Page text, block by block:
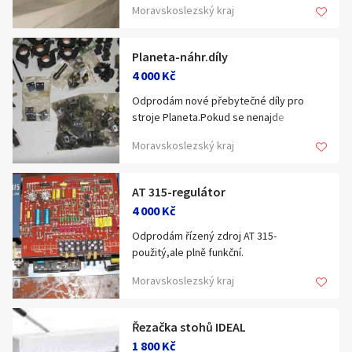
Moravskoslezský kraj
Planeta-náhr.díly
4 000 Kč
Odprodám nové přebytečné díly pro
stroje Planeta.Pokud se nenajde
šrotu.tel.606749559
Moravskoslezský kraj
AT 315-regulátor
4 000 Kč
Odprodám řízený zdroj AT 315-
použitý,ale plně funkční.
likvidaci.
Moravskoslezský kraj
Řezačka stohů IDEAL
1 800 Kč
Hledat v textu
Nabídka/poptávka